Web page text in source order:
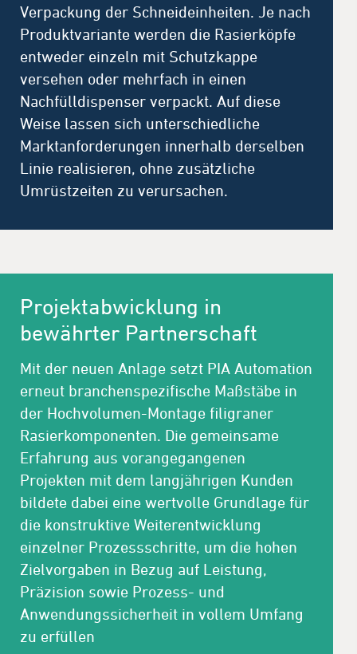
Verpackung der Schneideinheiten. Je nach
Produktvariante werden die Rasierköpfe
entweder einzeln mit Schutzkappe
versehen oder mehrfach in einen
Nachfülldispenser verpackt. Auf diese
Weise lassen sich unterschiedliche
Marktanforderungen innerhalb derselben
Linie realisieren, ohne zusätzliche
Umrüstzeiten zu verursachen.
Projektabwicklung in
bewährter Partnerschaft
Mit der neuen Anlage setzt PIA Automation
erneut branchenspezifische Maßstäbe in
der Hochvolumen-Montage filigraner
Rasierkomponenten. Die gemeinsame
Erfahrung aus vorangegangenen
Projekten mit dem langjährigen Kunden
bildete dabei eine wertvolle Grundlage für
die konstruktive Weiterentwicklung
einzelner Prozessschritte, um die hohen
Zielvorgaben in Bezug auf Leistung,
Präzision sowie Prozess- und
Anwendungssicherheit in vollem Umfang
zu erfüllen